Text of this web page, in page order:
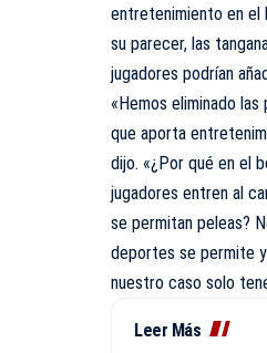
entretenimiento en el
su parecer, las
jugadores podrían
«Hemos eliminado
que aporta
dijo. «¿Por qué en el
jugadores entren al
se permitan peleas?
deportes se permite
nuestro caso solo
Leer Más